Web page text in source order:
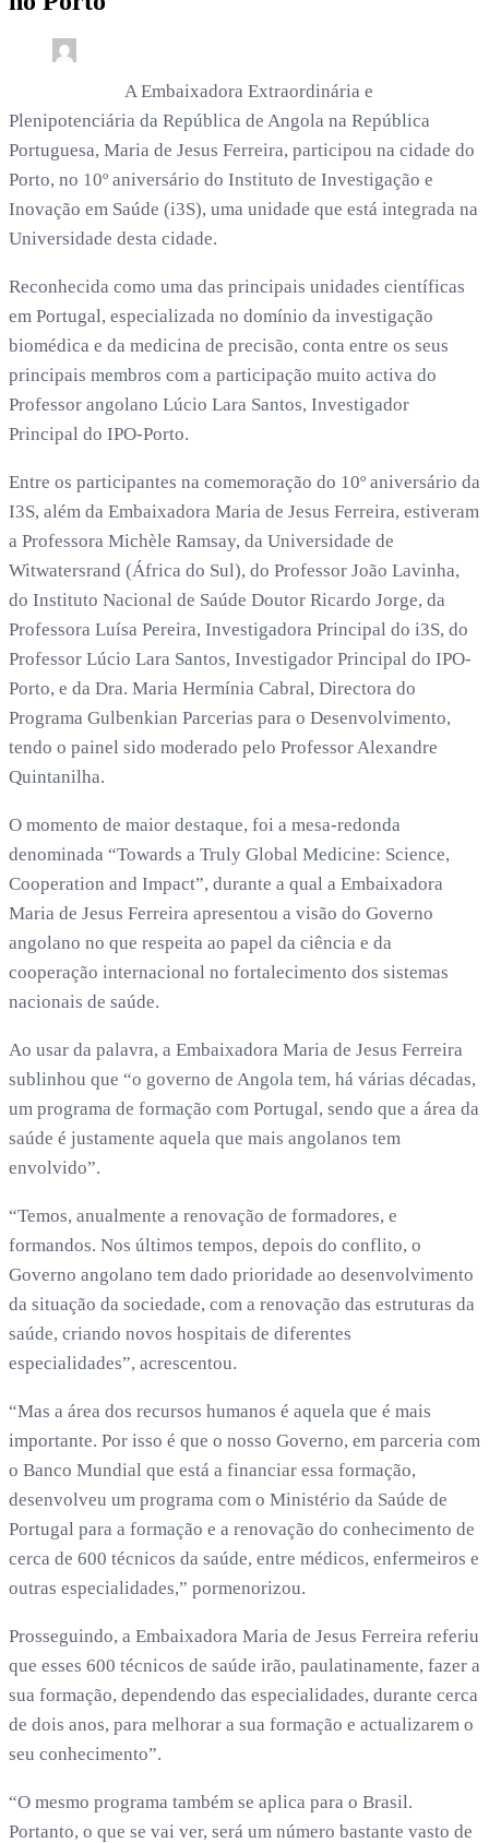
A Embaixadora Extraordinária e
Plenipotenciária da República de Angola na República
Portuguesa, Maria de Jesus Ferreira, participou na cidade do
Porto, no 10º aniversário do Instituto de Investigação e
Inovação em Saúde (i3S), uma unidade que está integrada na
Universidade desta cidade.
Reconhecida como uma das principais unidades científicas
em Portugal, especializada no domínio da investigação
biomédica e da medicina de precisão, conta entre os seus
principais membros com a participação muito activa do
Professor angolano Lúcio Lara Santos, Investigador
Principal do IPO-Porto.
Entre os participantes na comemoração do 10º aniversário da
I3S, além da Embaixadora Maria de Jesus Ferreira, estiveram
a Professora Michèle Ramsay, da Universidade de
Witwatersrand (África do Sul), do Professor João Lavinha,
do Instituto Nacional de Saúde Doutor Ricardo Jorge, da
Professora Luísa Pereira, Investigadora Principal do i3S, do
Professor Lúcio Lara Santos, Investigador Principal do IPO-
Porto, e da Dra. Maria Hermínia Cabral, Directora do
Programa Gulbenkian Parcerias para o Desenvolvimento,
tendo o painel sido moderado pelo Professor Alexandre
Quintanilha.
O momento de maior destaque, foi a mesa-redonda
denominada “Towards a Truly Global Medicine: Science,
Cooperation and Impact”, durante a qual a Embaixadora
Maria de Jesus Ferreira apresentou a visão do Governo
angolano no que respeita ao papel da ciência e da
cooperação internacional no fortalecimento dos sistemas
nacionais de saúde.
Ao usar da palavra, a Embaixadora Maria de Jesus Ferreira
sublinhou que “o governo de Angola tem, há várias décadas,
um programa de formação com Portugal, sendo que a área da
saúde é justamente aquela que mais angolanos tem
envolvido”.
“Temos, anualmente a renovação de formadores, e
formandos. Nos últimos tempos, depois do conflito, o
Governo angolano tem dado prioridade ao desenvolvimento
da situação da sociedade, com a renovação das estruturas da
saúde, criando novos hospitais de diferentes
especialidades”, acrescentou.
“Mas a área dos recursos humanos é aquela que é mais
importante. Por isso é que o nosso Governo, em parceria com
o Banco Mundial que está a financiar essa formação,
desenvolveu um programa com o Ministério da Saúde de
Portugal para a formação e a renovação do conhecimento de
cerca de 600 técnicos da saúde, entre médicos, enfermeiros e
outras especialidades,” pormenorizou.
Prosseguindo, a Embaixadora Maria de Jesus Ferreira referiu
que esses 600 técnicos de saúde irão, paulatinamente, fazer a
sua formação, dependendo das especialidades, durante cerca
de dois anos, para melhorar a sua formação e actualizarem o
seu conhecimento”.
“O mesmo programa também se aplica para o Brasil.
Portanto, o que se vai ver, será um número bastante vasto de